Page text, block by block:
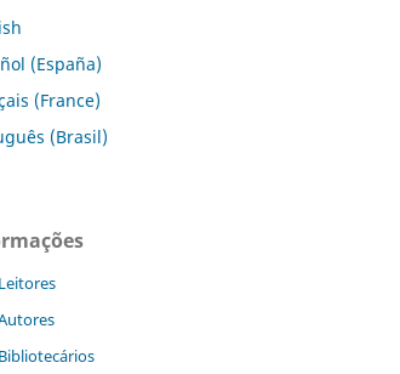
(España)
(France)
(Brasil)